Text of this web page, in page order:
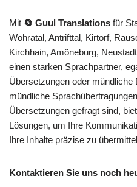
Mit 🔄 Guul Translations für
Wohratal, Antrifttal, Kirtorf,
Kirchhain, Amöneburg,
einen starken Sprachpartner,
Übersetzungen oder
mündliche
Übersetzungen gefragt sind,
Lösungen, um Ihre
Ihre Inhalte präzise zu
Kontaktieren Sie uns noch